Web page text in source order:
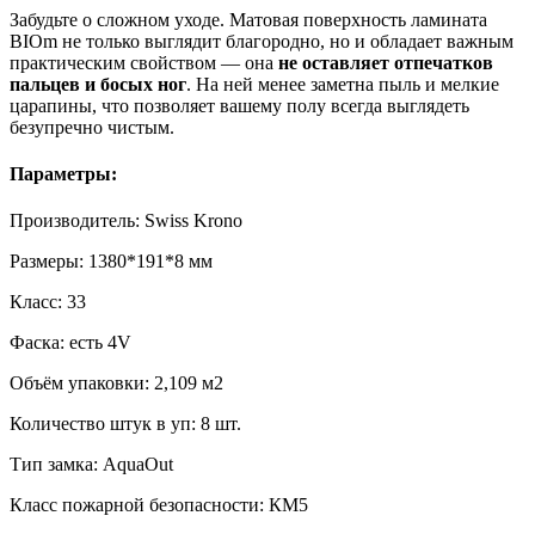
Забудьте о сложном уходе. Матовая поверхность ламината
BIOm не только выглядит благородно, но и обладает важным
практическим свойством — она не оставляет отпечатков
пальцев и босых ног. На ней менее заметна пыль и мелкие
царапины, что позволяет вашему полу всегда выглядеть
безупречно чистым.
Параметры:
Производитель: Swiss Krono
Размеры: 1380*191*8 мм
Класс: 33
Фаска: есть 4V
Объём упаковки: 2,109 м2
Количество штук в уп: 8 шт.
Тип замка: AquaOut
Класс пожарной безопасности: КМ5